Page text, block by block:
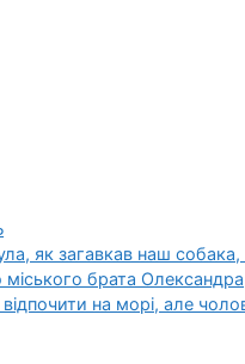
як загавкав наш собака,
брата Олександра
на морі, але